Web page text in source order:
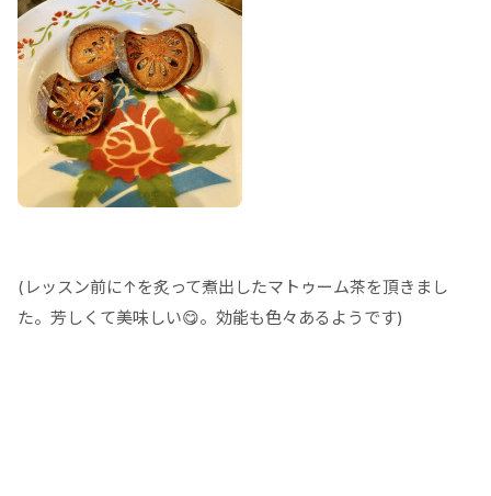
(レッスン前に↑を炙って煮出したマトゥーム茶を頂きまし
た。芳しくて美味しい😋。効能も色々あるようです)